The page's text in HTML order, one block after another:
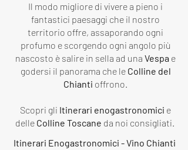
Il modo migliore di vivere a pieno i
fantastici paesaggi che il nostro
territorio offre, assaporando ogni
profumo e scorgendo ogni angolo più
nascosto è salire in sella ad una Vespa e
godersi il panorama che le Colline del
Chianti offrono.
Scopri gli Itinerari enogastronomici e
delle Colline Toscane da noi consigliati.
Itinerari Enogastronomici - Vino Chianti